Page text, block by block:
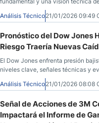
acción. Lo que hay que saber
de 2026, después de que GOOG
cierre del mercado.
Análisis Técnico21/01/2026 09:49
Pronóstico del Dow Jones
Riesgo Traería Nuevas
El Dow Jones enfrenta presión
niveles clave, señales técnicas y
Análisis Técnico21/01/2026 08:08
Señal de Acciones de 3M
Impactará el Informe de